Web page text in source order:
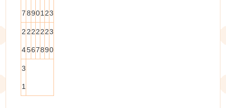
78901 23
2
4
2
5
2
6
2
7
2
8
2
9
3
0
3
1